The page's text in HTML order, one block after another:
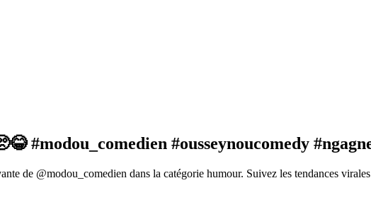
#modou_comedien #ousseynoucomedy
de @modou_comedien dans la catégorie humour. Suivez les tendances